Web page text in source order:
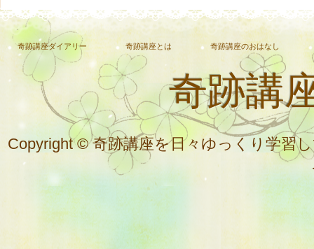
奇跡講座ダイアリー 奇跡講座とは 奇跡講座のおはなし
奇跡講
Copyright © 奇跡講座を日々ゆっくり学習